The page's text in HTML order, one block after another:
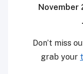
November
Don’t miss
grab your